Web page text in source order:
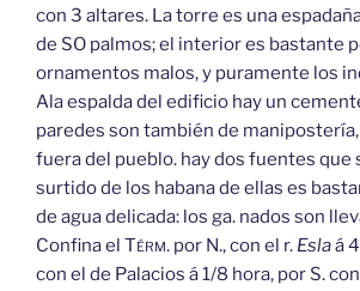
con 3 altares. La torre es una
de SO palmos; el interior es bastante
ornamentos malos, y puramente los
Ala espalda del edificio hay un
paredes son también de
fuera del pueblo. hay dos fuentes que
surtido de los habana de ellas es
de agua delicada: los ga. nados son
Confina el Térm. por N., con el r. Eslaá
con el de Palacios á 1/8 hora, por S.